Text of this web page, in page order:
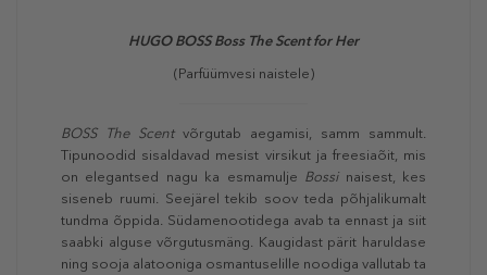
HUGO BOSSBoss The Scent for Her
(Parfüümvesi naistele)
BOSS The Scentvõrgutab aegamisi, samm sammult.
Tipunoodid sisaldavad mesist virsikut ja freesiaõit, mis
on elegantsed nagu ka esmamulje Bossinaisest, kes
siseneb ruumi. Seejärel tekib soov teda põhjalikumalt
tundma õppida. Südamenootidega avab ta ennast ja siit
saabki alguse võrgutusmäng. Kaugidast pärit haruldase
ning sooja alatooniga osmantuselille noodiga vallutab ta